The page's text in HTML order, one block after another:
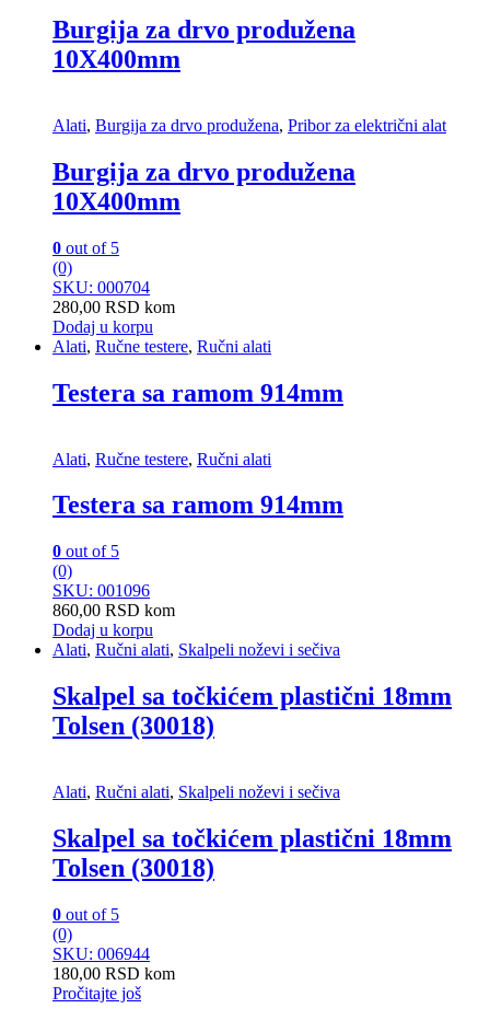
Burgija za drvo produžena
10X400mm
Alati, Burgija za drvo produžena, Pribor za električni alat
Burgija za drvo produžena
10X400mm
0 out of 5
(0)
SKU: 000704
280,00 RSD kom
Dodaj u korpu
Alati, Ručne testere, Ručni alati
Testera sa ramom 914mm
Alati, Ručne testere, Ručni alati
Testera sa ramom 914mm
0 out of 5
(0)
SKU: 001096
860,00 RSD kom
Dodaj u korpu
Alati, Ručni alati, Skalpeli noževi i sečiva
Skalpel sa točkićem plastični 18mm
Tolsen (30018)
Alati, Ručni alati, Skalpeli noževi i sečiva
Skalpel sa točkićem plastični 18mm
Tolsen (30018)
0 out of 5
(0)
SKU: 006944
180,00 RSD kom
Pročitajte još